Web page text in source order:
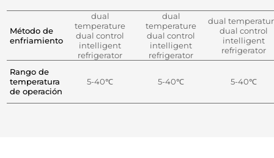
Método de
enfriamiento
dual
temperature
dual control
intelligent
refrigerator
dual
temperature
dual control
intelligent
refrigerator
dual
dual control
intelligent
refrigerator
Rango de
temperatura
de operación
5-40℃ 5-40℃ 5-40℃